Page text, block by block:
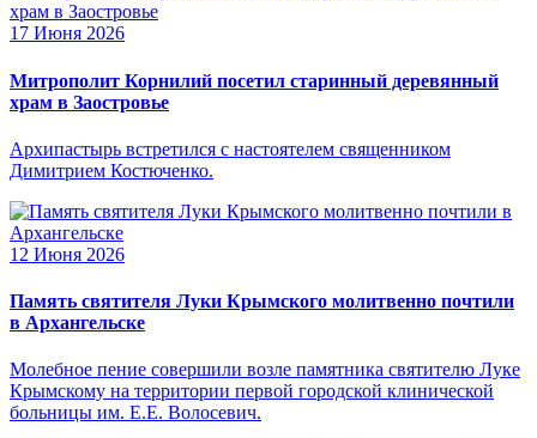
17 Июня 2026
Митрополит Корнилий посетил старинный деревянный
храм в Заостровье
Архипастырь встретился с настоятелем священником
Димитрием Костюченко.
12 Июня 2026
Память святителя Луки Крымского молитвенно почтили
в Архангельске
Молебное пение совершили возле памятника святителю Луке
Крымскому на территории первой городской клинической
больницы им. Е.Е. Волосевич.